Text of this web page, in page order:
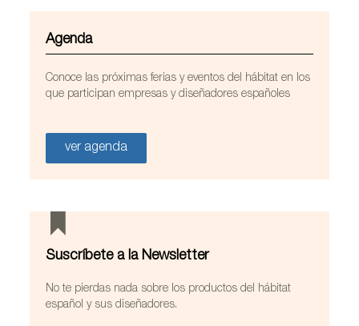
Agenda
Conoce las próximas ferias y eventos del hábitat en los
que participan empresas y diseñadores españoles
ver agenda
Suscríbete a la Newsletter
No te pierdas nada sobre los productos del hábitat
español y sus diseñadores.